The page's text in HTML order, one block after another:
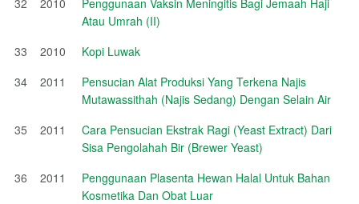
Atau Umrah (II)
33
2010
Kopi Luwak
34
2011
Pensucian Alat Produksi Yang Terkena Najis
Mutawassithah (Najis Sedang) Dengan Selain Air
35
2011
Cara Pensucian Ekstrak Ragi (Yeast Extract) Dari
Sisa Pengolahah Bir (Brewer Yeast)
36
2011
Penggunaan Plasenta Hewan Halal Untuk Bahan
Kosmetika Dan Obat Luar